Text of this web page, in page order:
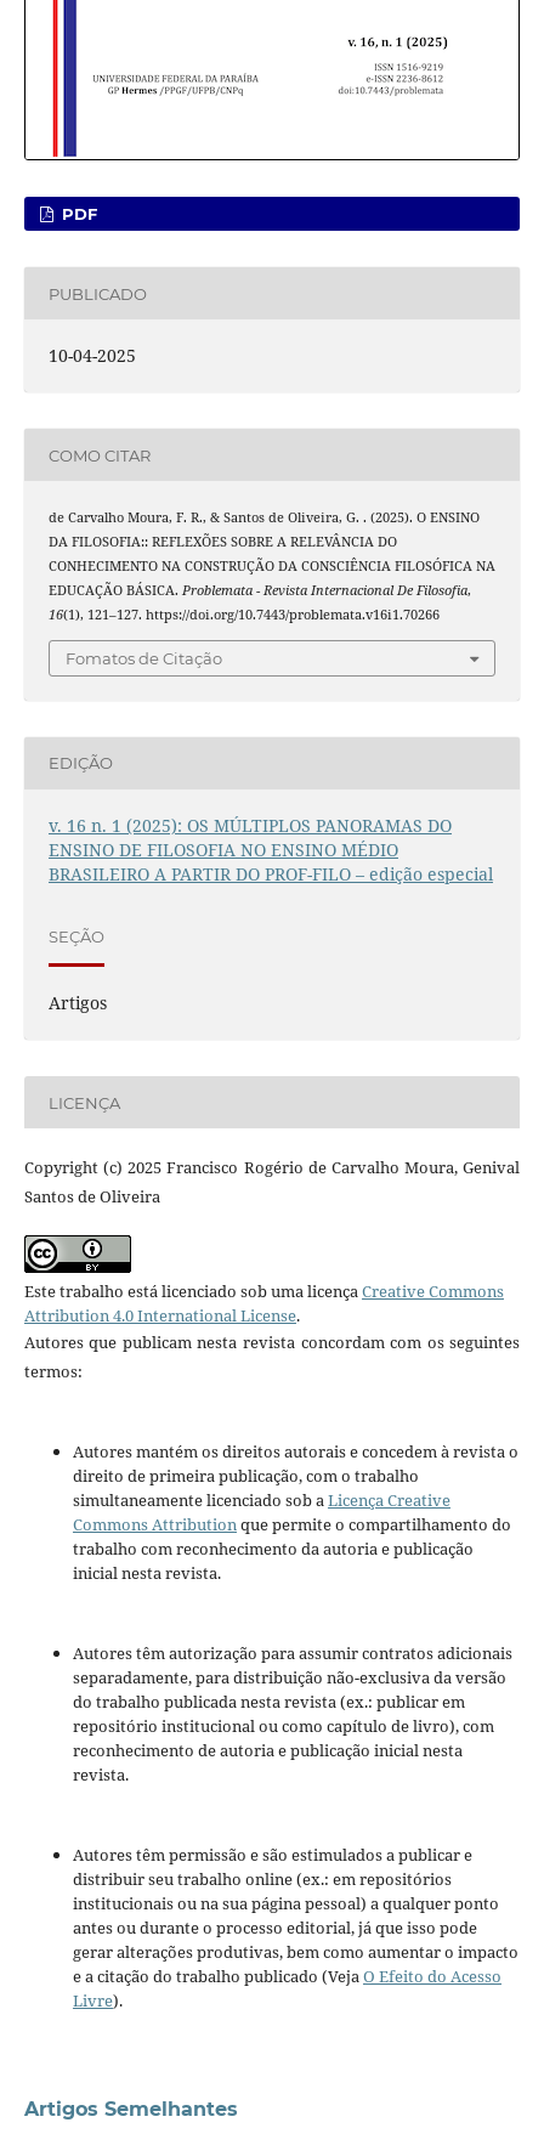
PDF
PUBLICADO
10-04-2025
COMO CITAR
de Carvalho Moura, F. R., & Santos de Oliveira, G. . (2025). O ENSINO
DA FILOSOFIA:: REFLEXÕES SOBRE A RELEVÂNCIA DO
CONHECIMENTO NA CONSTRUÇÃO DA CONSCIÊNCIA FILOSÓFICA NA
EDUCAÇÃO BÁSICA. Problemata - Revista Internacional De Filosofia,
16(1), 121–127. https://doi.org/10.7443/problemata.v16i1.70266
Fomatos de Citação
EDIÇÃO
v. 16 n. 1 (2025): OS MÚLTIPLOS PANORAMAS DO
ENSINO DE FILOSOFIA NO ENSINO MÉDIO
BRASILEIRO A PARTIR DO PROF-FILO – edição especial
SEÇÃO
Artigos
LICENÇA
Copyright (c) 2025 Francisco Rogério de Carvalho Moura, Genival
Santos de Oliveira
Este trabalho está licenciado sob uma licençaCreative Commons
Attribution 4.0 International License.
Autores que publicam nesta revista concordam com os seguintes
termos:
Autores mantém os direitos autorais e concedem à revista o
direito de primeira publicação, com o trabalho
simultaneamente licenciado sob aLicença Creative
Commons Attributionque permite o compartilhamento do
trabalho com reconhecimento da autoria e publicação
inicial nesta revista.
Autores têm autorização para assumir contratos adicionais
separadamente, para distribuição não-exclusiva da versão
do trabalho publicada nesta revista (ex.: publicar em
repositório institucional ou como capítulo de livro), com
reconhecimento de autoria e publicação inicial nesta
revista.
Autores têm permissão e são estimulados a publicar e
distribuir seu trabalho online (ex.: em repositórios
institucionais ou na sua página pessoal) a qualquer ponto
antes ou durante o processo editorial, já que isso pode
gerar alterações produtivas, bem como aumentar o impacto
e a citação do trabalho publicado (VejaO Efeito do Acesso
Livre).
Artigos Semelhantes